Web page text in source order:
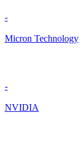
-
Micron Technology
-
NVIDIA